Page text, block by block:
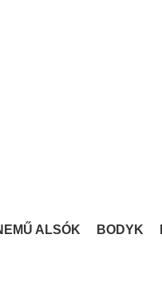
ALSÓK BODYK